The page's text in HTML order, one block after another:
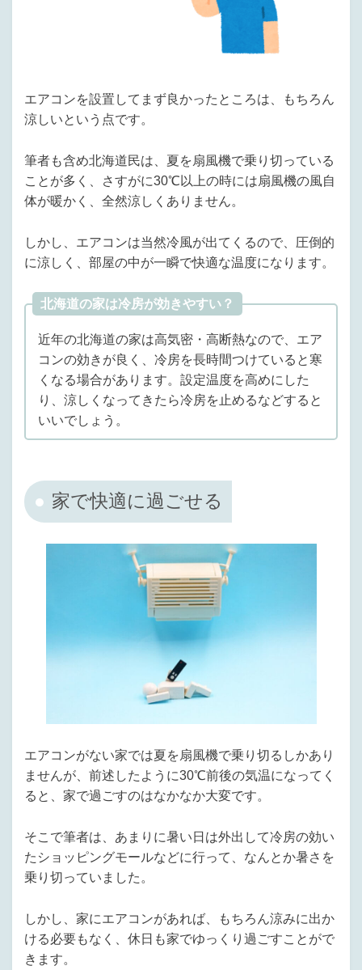
エアコンを設置してまず良かったところは、もちろん
涼しいという点です。
筆者も含め北海道民は、夏を扇風機で乗り切っている
ことが多く、さすがに30℃以上の時には扇風機の風自
体が暖かく、全然涼しくありません。
しかし、エアコンは当然冷風が出てくるので、圧倒的
に涼しく、部屋の中が一瞬で快適な温度になります。
北海道の家は冷房が効きやすい？
近年の北海道の家は高気密・高断熱なので、エア
コンの効きが良く、冷房を長時間つけていると寒
くなる場合があります。設定温度を高めにした
り、涼しくなってきたら冷房を止めるなどすると
いいでしょう。
家で快適に過ごせる
エアコンがない家では夏を扇風機で乗り切るしかあり
ませんが、前述したように30℃前後の気温になってく
ると、家で過ごすのはなかなか大変です。
そこで筆者は、あまりに暑い日は外出して冷房の効い
たショッピングモールなどに行って、なんとか暑さを
乗り切っていました。
しかし、家にエアコンがあれば、もちろん涼みに出か
ける必要もなく、休日も家でゆっくり過ごすことがで
きます。